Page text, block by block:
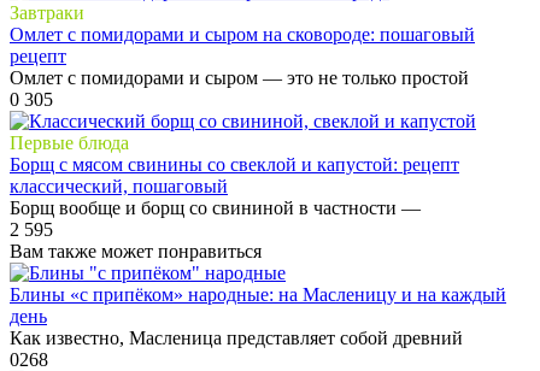
Завтраки
Омлет с помидорами и сыром на сковороде: пошаговый
рецепт
Омлет с помидорами и сыром — это не только простой
0 305
Первые блюда
Борщ с мясом свинины со свеклой и капустой: рецепт
классический, пошаговый
Борщ вообще и борщ со свининой в частности —
2 595
Вам также может понравиться
Блины «с припёком» народные: на Масленицу и на каждый
день
Как известно, Масленица представляет собой древний
0268